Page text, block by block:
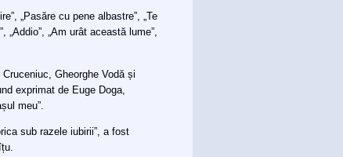
„Pasăre cu pene albastre”, „Te
„Addio”, „Am urât această lume”,
Gheorghe Vodă și
exprimat de Euge Doga,
meu”.
sub razele iubirii”, a fost